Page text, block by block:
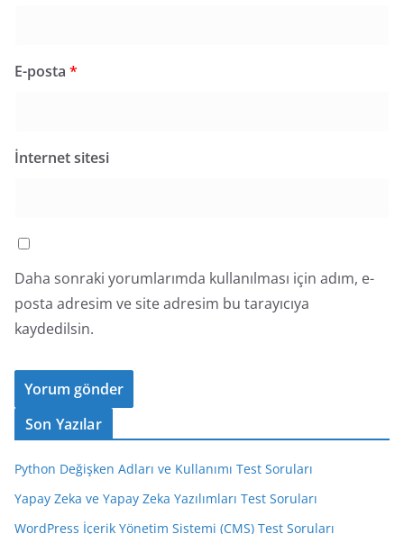
E-posta *
İnternet sitesi
Daha sonraki yorumlarımda kullanılması için adım, e-
posta adresim ve site adresim bu tarayıcıya
kaydedilsin.
Son Yazılar
Python Değişken Adları ve Kullanımı Test Soruları
Yapay Zeka ve Yapay Zeka Yazılımları Test Soruları
WordPress İçerik Yönetim Sistemi (CMS) Test Soruları